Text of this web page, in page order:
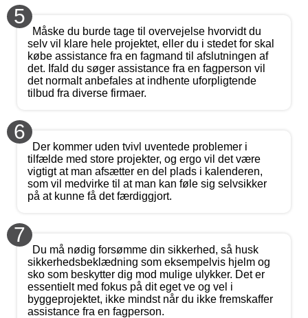
5
Måske du burde tage til overvejelse hvorvidt du
selv vil klare hele projektet, eller du i stedet for skal
købe assistance fra en fagmand til afslutningen af
det. Ifald du søger assistance fra en fagperson vil
det normalt anbefales at indhente uforpligtende
tilbud fra diverse firmaer.
6
Der kommer uden tvivl uventede problemer i
tilfælde med store projekter, og ergo vil det være
vigtigt at man afsætter en del plads i kalenderen,
som vil medvirke til at man kan føle sig selvsikker
på at kunne få det færdiggjort.
7
Du må nødig forsømme din sikkerhed, så husk
sikkerhedsbeklædning som eksempelvis hjelm og
sko som beskytter dig mod mulige ulykker. Det er
essentielt med fokus på dit eget ve og vel i
byggeprojektet, ikke mindst når du ikke fremskaffer
assistance fra en fagperson.